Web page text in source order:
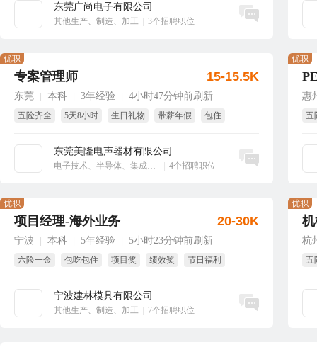
东莞广尚电子有限公司
其他生产、制造、加工 3个招聘职位
立即沟通
专案管理师
东莞 本科 3年经验 4小时47分钟前刷新
五险齐全 5天8小时 生日礼物 带薪年假 包住
东莞美隆电声器材有限公司
电子技术、半导体、集成电路 4个招聘职位
优职
15-15.5K
立即沟通
惠
五
优职
项目经理-海外业务
宁波 本科 5年经验 5小时23分钟前刷新
六险一金 包吃包住 项目奖 绩效奖
节日福利
宁波建林模具有限公司
其他生产、制造、加工 7个招聘职位
优职
20-30K
立即沟通
杭
五
优职